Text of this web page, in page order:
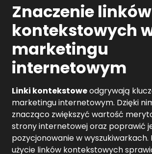
Znaczenie linków
kontekstowych
marketingu
internetowym
Linki kontekstoweodgrywają
marketingu internetowym. Dzięki
znacząco zwiększyć wartość
strony internetowej oraz poprawić
pozycjonowanie w wyszukiwarkach.
użycie linków kontekstowych